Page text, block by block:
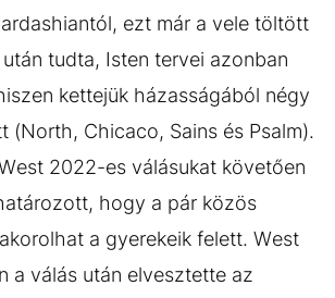
ezt már a vele töltött
tudta, Isten tervei azonban
kettejük házasságából négy
(North, Chicaco, Sains és Psalm).
2022-es válásukat követően
hogy a pár közös
a gyerekeik felett. West
a válás után elvesztette az